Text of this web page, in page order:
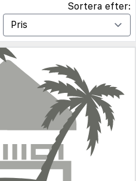
Sortera efter: